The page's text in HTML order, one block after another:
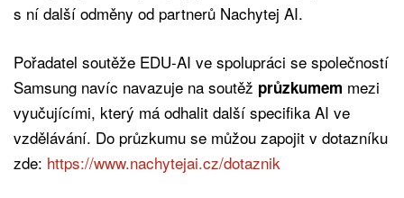
s ní další odměny od partnerů Nachytej AI.
Pořadatel soutěže EDU-AI ve spolupráci se společností
Samsung navíc navazuje na soutěž průzkumem mezi
vyučujícími, který má odhalit další specifika AI ve
vzdělávání. Do průzkumu se můžou zapojit v dotazníku
zde: https://www.nachytejai.cz/dotaznik